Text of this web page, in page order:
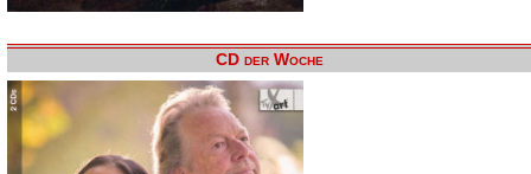
CD der Woche